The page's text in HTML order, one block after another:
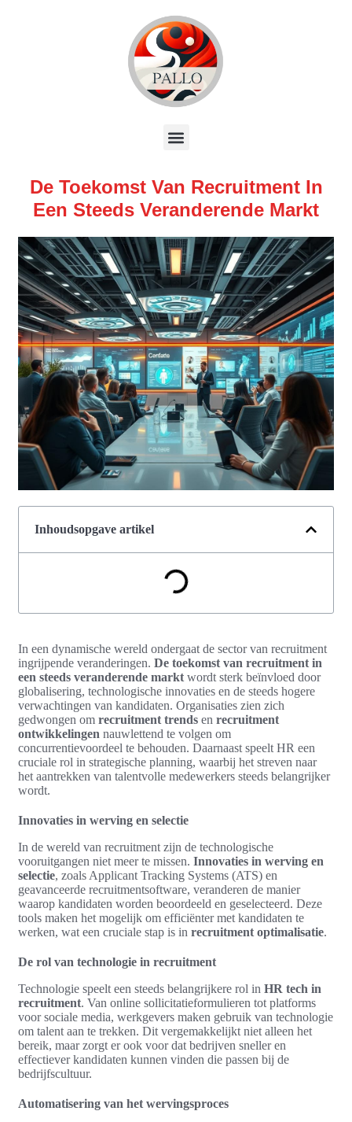
De Toekomst Van Recruitment In
Een Steeds Veranderende Markt
Inhoudsopgave artikel
In een dynamische wereld ondergaat de sector van recruitment
ingrijpende veranderingen. De toekomst van recruitment in
een steeds veranderende markt wordt sterk beïnvloed door
globalisering, technologische innovaties en de steeds hogere
verwachtingen van kandidaten. Organisaties zien zich
gedwongen om recruitment trends en recruitment
ontwikkelingen nauwlettend te volgen om
concurrentievoordeel te behouden. Daarnaast speelt HR een
cruciale rol in strategische planning, waarbij het streven naar
het aantrekken van talentvolle medewerkers steeds belangrijker
wordt.
Innovaties in werving en selectie
In de wereld van recruitment zijn de technologische
vooruitgangen niet meer te missen. Innovaties in werving en
selectie, zoals Applicant Tracking Systems (ATS) en
geavanceerde recruitmentsoftware, veranderen de manier
waarop kandidaten worden beoordeeld en geselecteerd. Deze
tools maken het mogelijk om efficiënter met kandidaten te
werken, wat een cruciale stap is in recruitment optimalisatie.
De rol van technologie in recruitment
Technologie speelt een steeds belangrijkere rol in HR tech in
recruitment. Van online sollicitatieformulieren tot platforms
voor sociale media, werkgevers maken gebruik van technologie
om talent aan te trekken. Dit vergemakkelijkt niet alleen het
bereik, maar zorgt er ook voor dat bedrijven sneller en
effectiever kandidaten kunnen vinden die passen bij de
bedrijfscultuur.
Automatisering van het wervingsproces